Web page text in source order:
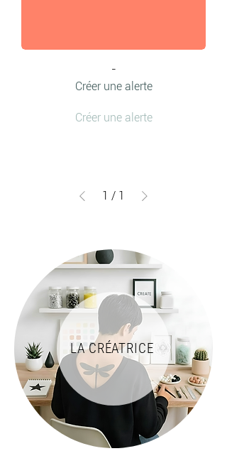
-
Créer une alerte
Créer une alerte
1 / 1
LA CRÉATRICE